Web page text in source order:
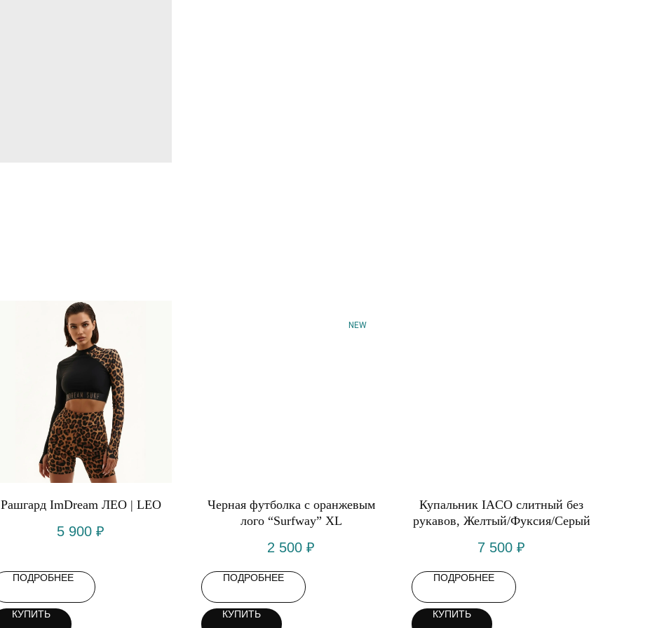
Рашгард ImDream ЛЕО | LEO
5 900 ₽
ПОДРОБНЕЕ
КУПИТЬ
NEW
Черная футболка с оранжевым
лого “Surfway” XL
2 500 ₽
ПОДРОБНЕЕ
КУПИТЬ
Купальник IACO слитный без
рукавов, Желтый/Фуксия/Серый
7 500 ₽
ПОДРОБНЕЕ
КУПИТЬ